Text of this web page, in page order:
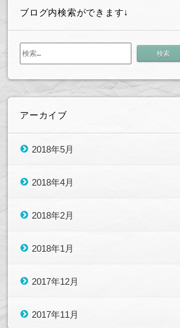
ブログ内検索ができます↓
検
アーカイブ
2018年5月
2018年4月
2018年2月
2018年1月
2017年12月
2017年11月